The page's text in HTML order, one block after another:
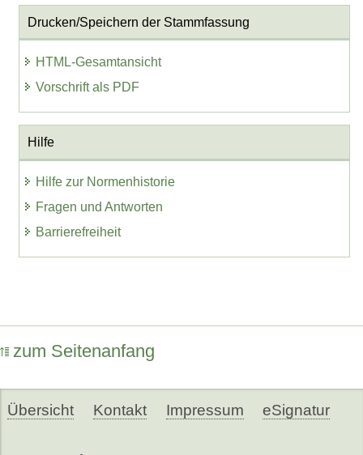
Drucken/Speichern der Stammfassung
HTML-Gesamtansicht
Vorschrift als PDF
Hilfe
Hilfe zur Normenhistorie
Fragen und Antworten
Barrierefreiheit
zum Seitenanfang
Übersicht Kontakt Impressum eSignatur